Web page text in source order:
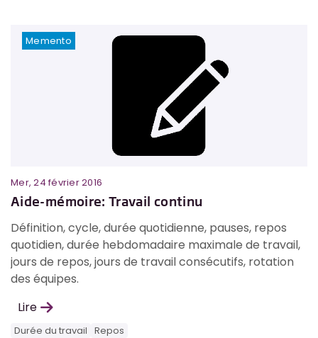
Memento
Mer, 24 février 2016
Aide-mémoire: Travail continu
Définition, cycle, durée quotidienne, pauses, repos
quotidien, durée hebdomadaire maximale de travail,
jours de repos, jours de travail consécutifs, rotation
des équipes.
Lire
Durée du travail Repos